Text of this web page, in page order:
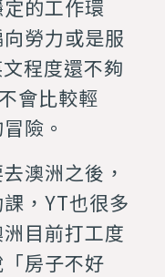
的工作環
勞力或是服
程度還不夠
會比較輕
險。
澳洲之後，
，YT也很多
目前打工度
房子不好